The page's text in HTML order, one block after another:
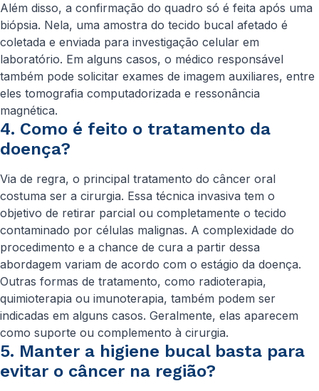
Além disso, a confirmação do quadro só é feita após uma
biópsia. Nela, uma amostra do tecido bucal afetado é
coletada e enviada para investigação celular em
laboratório. Em alguns casos, o médico responsável
também pode solicitar exames de imagem auxiliares, entre
eles tomografia computadorizada e ressonância
magnética.
4. Como é feito o tratamento da
doença?
Via de regra, o principal tratamento do câncer oral
costuma ser a cirurgia. Essa técnica invasiva tem o
objetivo de retirar parcial ou completamente o tecido
contaminado por células malignas. A complexidade do
procedimento e a chance de cura a partir dessa
abordagem variam de acordo com o estágio da doença.
Outras formas de tratamento, como radioterapia,
quimioterapia ou imunoterapia, também podem ser
indicadas em alguns casos. Geralmente, elas aparecem
como suporte ou complemento à cirurgia.
5. Manter a higiene bucal basta para
evitar o câncer na região?